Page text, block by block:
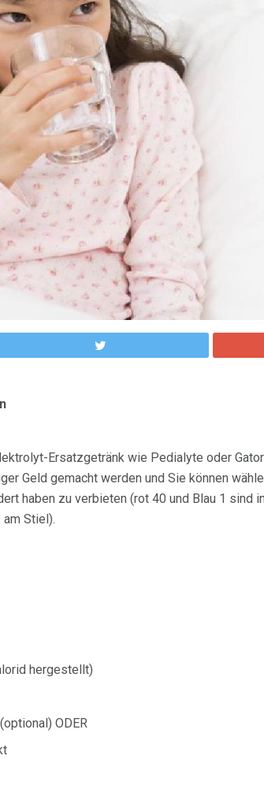
Ersatzgetränk wie Pedialyte oder
Geld gemacht werden und Sie können
haben zu verbieten (rot 40 und Blau 1 sind
Stiel).
hergestellt)
ODER